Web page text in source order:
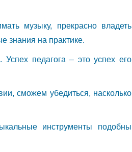
музыку, прекрасно владеть
знания на практике.
педагога – это успех его
сможем убедиться, насколько
инструменты подобны